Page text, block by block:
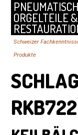
ORGELTEILE &
Schweizer
Produkte